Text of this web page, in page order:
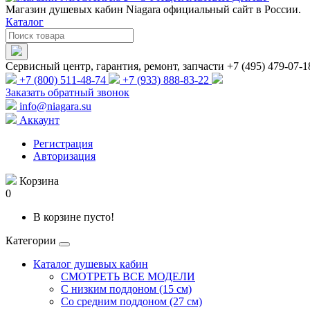
Магазин душевых кабин Niagara официальный сайт в России.
Каталог
Сервисный центр, гарантия, ремонт, запчасти +7 (495) 479-07-
+7 (800) 511-48-74
+7 (933) 888-83-22
Заказать обратный звонок
info@niagara.su
Аккаунт
Регистрация
Авторизация
Корзина
0
В корзине пусто!
Категории
Каталог душевых кабин
СМОТРЕТЬ ВСЕ МОДЕЛИ
С низким поддоном (15 см)
Со средним поддоном (27 см)